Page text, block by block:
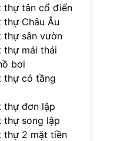
thự tân cổ điển
Châu Âu
thự sân vườn
thự mái thái
bơi
thự có tầng
thự đơn lập
thự song lập
thự 2 mặt tiền